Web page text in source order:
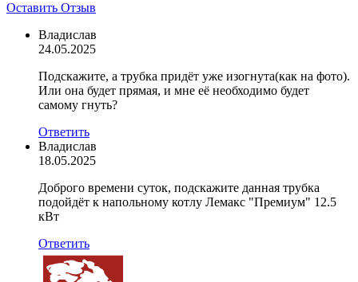
Оставить Отзыв
Владислав
24.05.2025
Подскажите, а трубка придёт уже изогнута(как на фото).
Или она будет прямая, и мне её необходимо будет
самому гнуть?
Ответить
Владислав
18.05.2025
Доброго времени суток, подскажите данная трубка
подойдёт к напольному котлу Лемакс "Премиум" 12.5
кВт
Ответить